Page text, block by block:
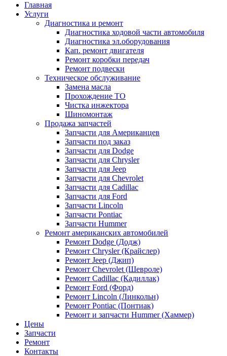
Главная
Услуги
Диагностика и ремонт
Диагностика ходовой части автомобиля
Диагностика эл.оборудования
Кап. ремонт двигателя
Ремонт коробки передач
Ремонт подвески
Техническое обслуживание
Замена масла
Прохождение ТО
Чистка инжектора
Шиномонтаж
Продажа запчастей
Запчасти для Американцев
Запчасти под заказ
Запчасти для Dodge
Запчасти для Chrysler
Запчасти для Jeep
Запчасти для Chevrolet
Запчасти для Cadillac
Запчасти для Ford
Запчасти Lincoln
Запчасти Pontiac
Запчасти Hummer
Ремонт американских автомобилей
Ремонт Dodge (Додж)
Ремонт Chrysler (Крайслер)
Ремонт Jeep (Джип)
Ремонт Chevrolet (Шевроле)
Ремонт Cadillac (Кадиллак)
Ремонт Ford (Форд)
Ремонт Lincoln (Линкольн)
Ремонт Pontiac (Понтиак)
Ремонт и запчасти Hummer (Хаммер)
Цены
Запчасти
Ремонт
Контакты